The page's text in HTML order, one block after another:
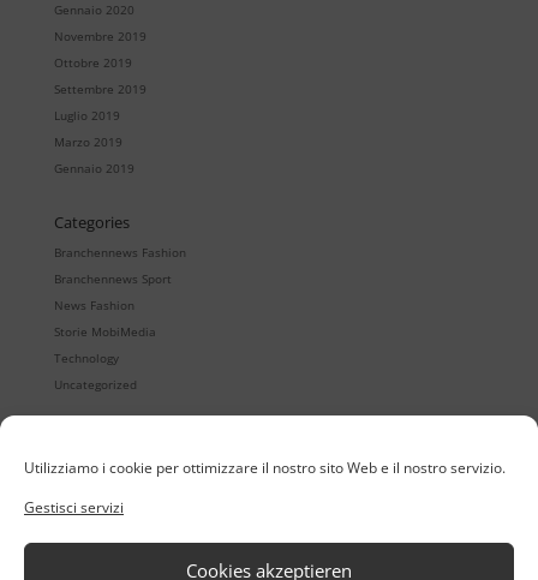
Utilizziamo i cookie per ottimizzare il nostro sito Web e il nostro servizio.
Gestisci servizi
Cookies akzeptieren
Gennaio 2020
Novembre 2019
Ottobre 2019
Settembre 2019
Luglio 2019
Marzo 2019
Gennaio 2019
Categories
Branchennews Fashion
Branchennews Sport
News Fashion
Storie MobiMedia
Technology
Uncategorized
Quintet24
Organizzazione del retail